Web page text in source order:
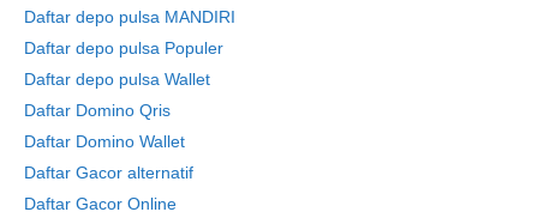
Daftar depo pulsa MANDIRI
Daftar depo pulsa Populer
Daftar depo pulsa Wallet
Daftar Domino Qris
Daftar Domino Wallet
Daftar Gacor alternatif
Daftar Gacor Online